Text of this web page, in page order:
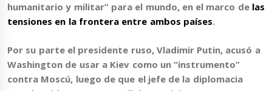
humanitario y militar”para el mundo, en el marco de las
tensiones en la frontera entre ambos países.
Por su parte el presidente ruso, Vladimir Putin, acusó a
Washington de usar a Kiev como un “instrumento”
contra Moscú, luego de que el jefe de la diplomacia